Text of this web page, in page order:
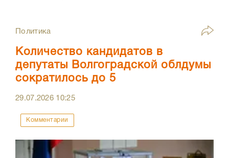
Политика
Количество кандидатов в
депутаты Волгоградской облдумы
сократилось до 5
29.07.2026 10:25
Комментарии